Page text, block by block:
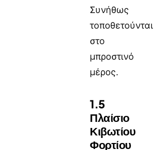
Συνήθως
τοποθετούνται
στο
μπροστινό
μέρος.
1.5
Πλαίσιο
Κιβωτίου
Φορτίου